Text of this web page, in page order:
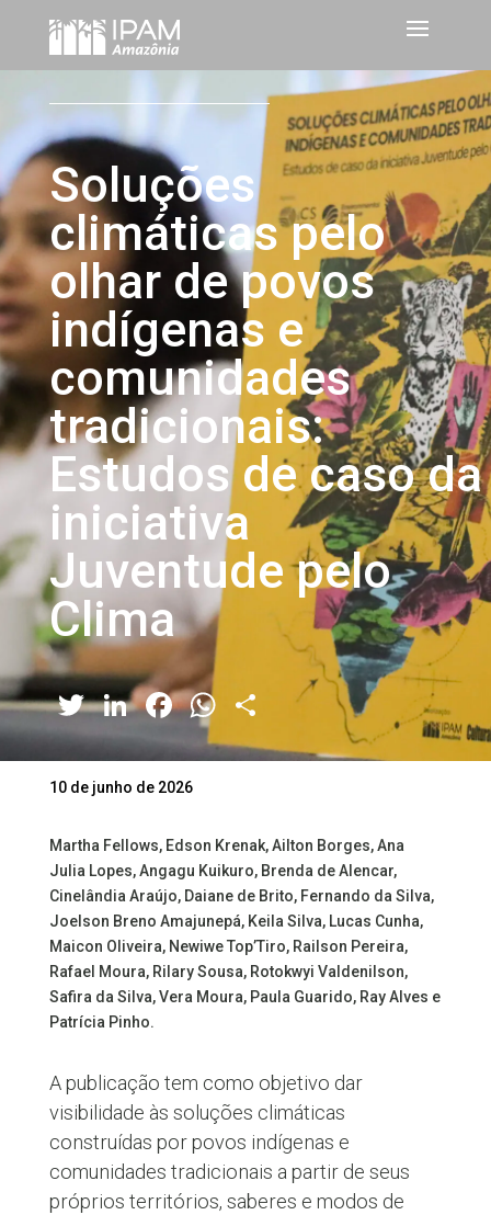
Soluções
climáticas pelo
olhar de povos
indígenas e
comunidades
tradicionais:
Estudos de caso da
iniciativa
Juventude pelo
Clima
Twitter
LinkedIn
Facebook
WhatsApp
Share
10 de junho de 2026
Martha Fellows, Edson Krenak, Ailton Borges, Ana
Julia Lopes, Angagu Kuikuro, Brenda de Alencar,
Cinelândia Araújo, Daiane de Brito, Fernando da Silva,
Joelson Breno Amajunepá, Keila Silva, Lucas Cunha,
Maicon Oliveira, Newiwe Top’Tiro, Railson Pereira,
Rafael Moura, Rilary Sousa, Rotokwyi Valdenilson,
Safira da Silva, Vera Moura, Paula Guarido, Ray Alves e
Patrícia Pinho.
A publicação tem como objetivo dar
visibilidade às soluções climáticas
construídas por povos indígenas e
comunidades tradicionais a partir de seus
próprios territórios, saberes e modos de